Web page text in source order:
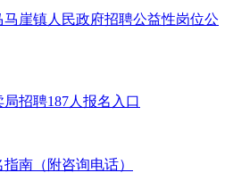
马崖镇人民政府招聘公益性岗位公
招聘187人报名入口
南（附咨询电话）